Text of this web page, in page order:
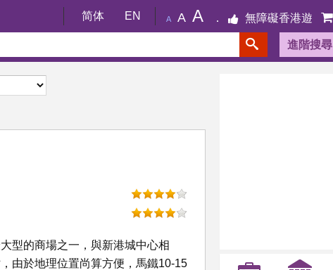
简体 EN A A A 無障礙香港遊
進階搜尋
型的商場之一，與新港城中心相
由於地理位置尚算方便，馬鐵10-15